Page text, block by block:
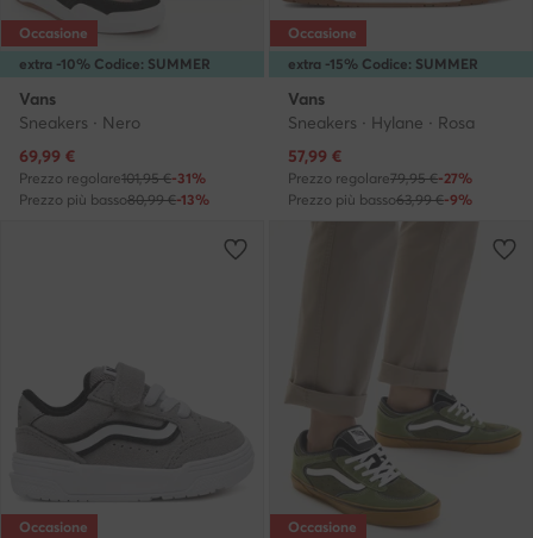
extra -10% Codice: SUMMER
Occasione
Vans
Sneakers · Nero
Prezzo attuale
69,99 €
Prezzo regolare101,95 €-31%
Prezzo più basso80,99 €-13%
extra -15% Codice: SUMMER
Occasione
Vans
Sneakers · Hylane · Rosa
Prezzo attuale
57,99 €
Prezzo regolare79,95 €-27%
Prezzo più basso63,99 €-9%
Occasione Occasione